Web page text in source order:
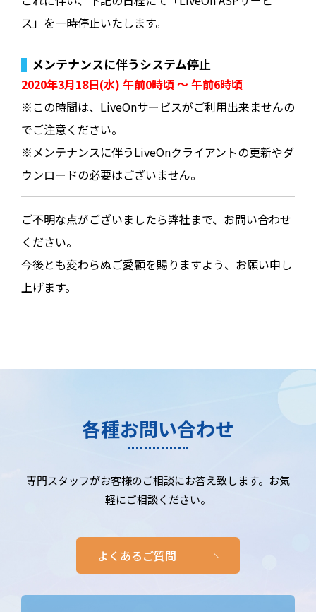
ス」を一時停止いたします。
メンテナンスに伴うシステム停止
2020年3月18日(水) 午前0時頃 ～ 午前6時頃
※この時間は、LiveOnサービスがご利用出来ませんの
でご注意ください。
※メンテナンスに伴うLiveOnクライアントの更新やダ
ウンロードの必要はございません。
ご不明な点がございましたら弊社まで、お問い合わせ
ください。
今後とも変わらぬご愛顧を賜りますよう、お願い申し
上げます。
各種お問い合わせ
専門スタッフがお客様のご相談にお答え致します。お気
軽にご相談ください。
よくあるご質問